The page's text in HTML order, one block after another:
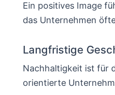
Ein positives Image
das Unternehmen
Langfristige
Nachhaltigkeit ist für
orientierte